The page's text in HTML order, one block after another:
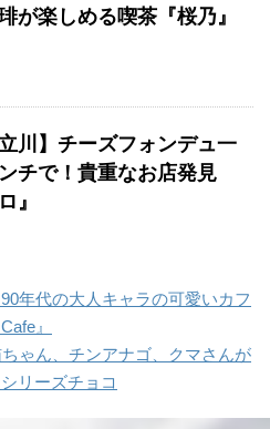
が楽しめる喫茶『桜乃』
川】チーズフォンデュ一
チで！貴重なお店発見
』
年代の大人キャラの可愛いカフ
』
ちゃん、チンアナゴ、クマさんが
リーズチョコ